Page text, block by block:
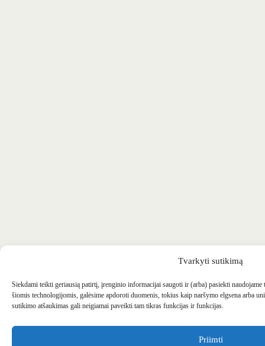
Tvarkyti sutikimą
Siekdami teikti geriausią patirtį, įrenginio informacijai saugoti ir (arba) pasiekti
šiomis technologijomis, galėsime apdoroti duomenis, tokius kaip naršymo elgsena arba
sutikimo atšaukimas gali neigiamai paveikti tam tikras funkcijas ir funkcijas.
Priimti